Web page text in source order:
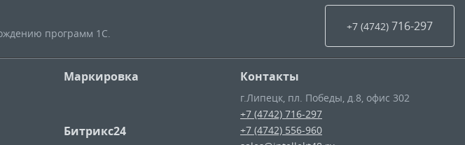
программ 1С.
+7 (4742) 716-297
Маркировка
Битрикс24
Контакты
г.Липецк, пл. Победы, д.8, офис 302
+7 (4742) 716-297
+7 (4742) 556-960